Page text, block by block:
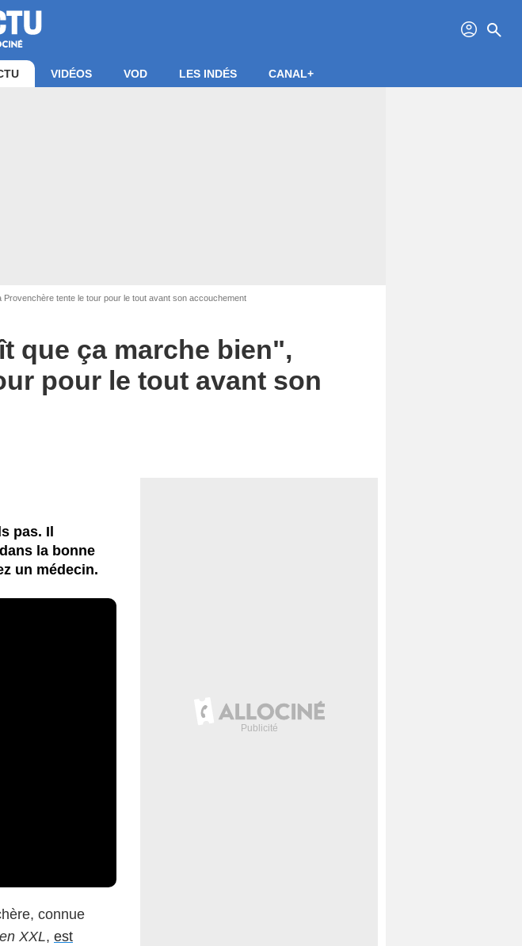
profil search
VIDÉOS VOD LES INDÉS CANAL+
tente le tour pour le tout avant son accouchement
que ça marche bien",
pour le tout avant son
pas. Il
la bonne
un médecin.
connue
XXL, est